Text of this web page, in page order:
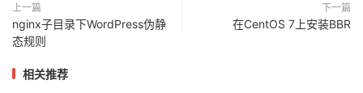
上一篇
nginx子目录下WordPress伪静
态规则
下一篇
在CentOS 7上安装BBR
相关推荐